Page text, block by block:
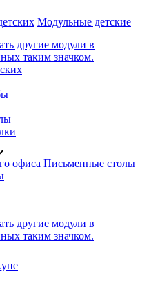
Модульные детские
другие модули в
таким значком.
офиса Письменные столы
другие модули в
таким значком.